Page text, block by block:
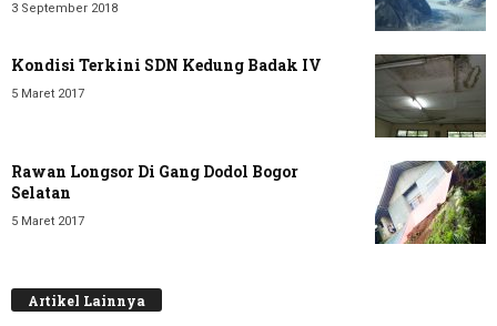
3 September 2018
Kondisi Terkini SDN Kedung Badak IV
5 Maret 2017
Rawan Longsor Di Gang Dodol Bogor
Selatan
5 Maret 2017
Artikel Lainnya